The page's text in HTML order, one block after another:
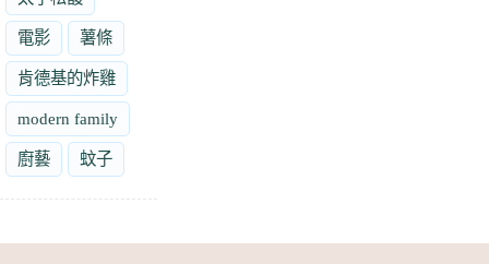
電影 薯條
肯德基的炸雞
modern family
廚藝 蚊子